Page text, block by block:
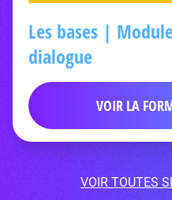
Les bases |
dialogue
VOIR LA
VOIR TOUTES